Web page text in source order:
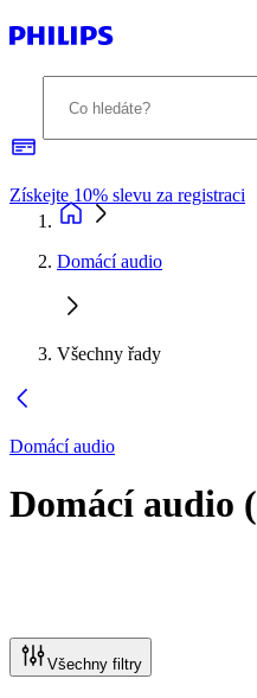
Získejte 10% slevu za registraci
Domácí audio
Všechny řady
Domácí audio
Domácí audio (
Všechny filtry